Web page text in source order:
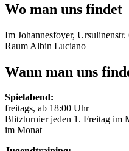
Wo man uns findet
Im Johannesfoyer,
Raum Albin Luciano
Wann man uns
Spielabend:
freitags, ab 18:00 Uhr
Blitzturnier jeden 1. Freitag im
im Monat